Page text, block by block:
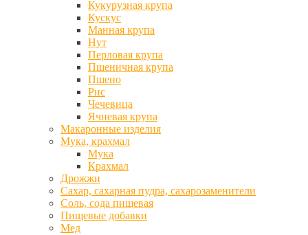
Кукурузная крупа
Кускус
Манная крупа
Нут
Перловая крупа
Пшеничная крупа
Пшено
Рис
Чечевица
Ячневая крупа
Макаронные изделия
Мука, крахмал
Мука
Крахмал
Дрожжи
Сахар, сахарная пудра, сахарозаменители
Соль, сода пищевая
Пищевые добавки
Мед